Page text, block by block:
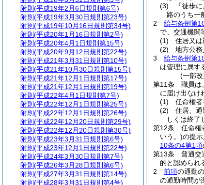
(3)
「徒歩
路のうち一
2
給与条例第
で、交通機関
(1)
住居又
(2)
地方公
3
給与条例第
は管理に属す
(一部
第11条
職員は
に届け出なけ
(1)
任命権
(2)
住居、
しくは終了
第12条
任命権
いう。)の提
10条の4第1項
第13条
普通交
的と認められ
2
前項の通勤
の通勤時間が
附則 (平成19年2月6日規則第6号)
附則 (平成19年3月30日規則第23号)
附則 (平成19年10月16日規則第34号)
附則 (平成20年1月16日規則第2号)
附則 (平成20年4月1日規則第15号)
附則 (平成20年9月12日規則第22号)
附則 (平成21年3月31日規則第10号)
附則 (平成21年10月30日規則第15号)
附則 (平成21年12月1日規則第17号)
附則 (平成21年12月1日規則第19号)
附則 (平成22年4月1日規則第7号)
附則 (平成22年12月1日規則第25号)
附則 (平成22年12月1日規則第26号)
附則 (平成22年12月20日規則第29号)
附則 (平成22年12月20日規則第30号)
附則 (平成23年3月31日規則第6号)
附則 (平成23年12月1日規則第22号)
附則 (平成24年3月30日規則第7号)
附則 (平成26年3月28日規則第6号)
附則 (平成27年3月31日規則第14号)
附則 (平成28年3月31日規則第4号)